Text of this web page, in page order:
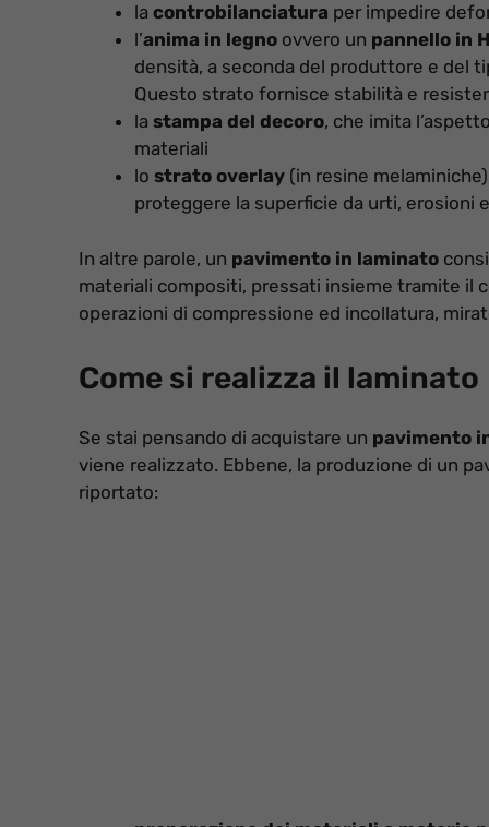
la controbilanciatura per impedire
l’anima in legno ovvero un pannello in
densità, a seconda del produttore e del
Questo strato fornisce stabilità e
la stampa del decoro, che imita
materiali
lo strato overlay (in resine
proteggere la superficie da urti, erosioni
In altre parole, un pavimento in laminato
materiali compositi, pressati insieme tramite il
operazioni di compressione ed incollatura,
Come si realizza il laminato
Se stai pensando di acquistare un pavimento
viene realizzato. Ebbene, la produzione di un
riportato: